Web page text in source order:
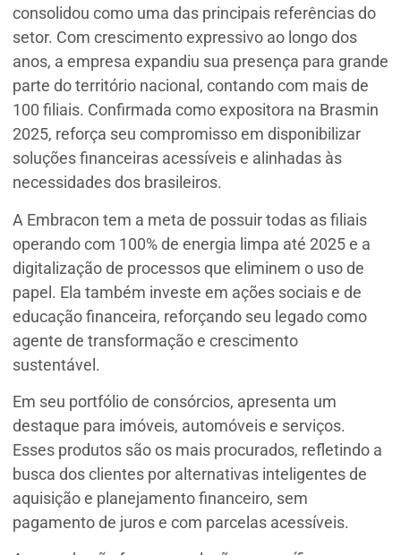
consolidou como uma das principais referências do
setor. Com crescimento expressivo ao longo dos
anos, a empresa expandiu sua presença para grande
parte do território nacional, contando com mais de
100 filiais. Confirmada como expositora na Brasmin
2025, reforça seu compromisso em disponibilizar
soluções financeiras acessíveis e alinhadas às
necessidades dos brasileiros.
A Embracon tem a meta de possuir todas as filiais
operando com 100% de energia limpa até 2025 e a
digitalização de processos que eliminem o uso de
papel. Ela também investe em ações sociais e de
educação financeira, reforçando seu legado como
agente de transformação e crescimento
sustentável.
Em seu portfólio de consórcios, apresenta um
destaque para imóveis, automóveis e serviços.
Esses produtos são os mais procurados, refletindo a
busca dos clientes por alternativas inteligentes de
aquisição e planejamento financeiro, sem
pagamento de juros e com parcelas acessíveis.